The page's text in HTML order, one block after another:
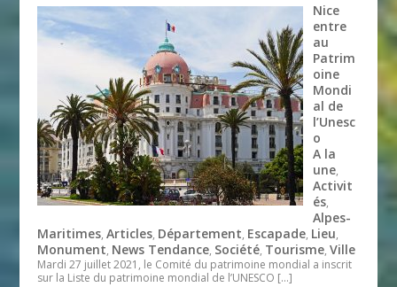
Nice
entre
au
Patrim
oine
Mondi
al de
l’Unesc
o
A la
une,
Activit
és,
Alpes-
Maritimes,Articles, Département, Escapade, Lieu,
Monument, News Tendance, Société, Tourisme,Ville
Mardi 27 juillet 2021, le Comité du patrimoine mondial a inscrit
sur la Liste du patrimoine mondial de l’UNESCO […]